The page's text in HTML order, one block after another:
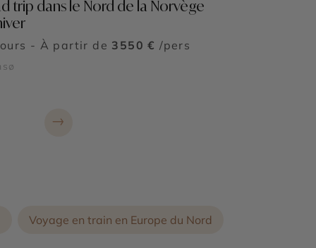
trip dans le Nord de la Norvège
- À partir de 3550 € /pers
→
Voyage en train en Europe du Nord